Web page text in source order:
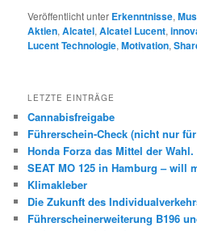
Veröffentlicht unter Erkenntnisse,
Aktien,Alcatel,Alcatel Lucent,
Lucent Technologie,Motivation,
LETZTE EINTRÄGE
Cannabisfreigabe
Führerschein-Check (nicht nur
Honda Forza das Mittel der Wahl.
SEAT MO 125 in Hamburg – will
Klimakleber
Die Zukunft des
Führerscheinerweiterung B196